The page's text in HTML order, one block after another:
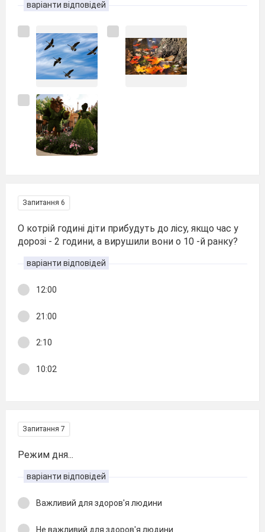
варіанти відповідей
Запитання 6
О котрій годині діти прибудуть до лісу, якщо час у
дорозі - 2 години, а вирушили вони о 10 -й ранку?
варіанти відповідей
12:00
21:00
2:10
10:02
Запитання 7
Режим дня...
варіанти відповідей
Важливий для здоров'я людини
Не важливий для здоров'я людини